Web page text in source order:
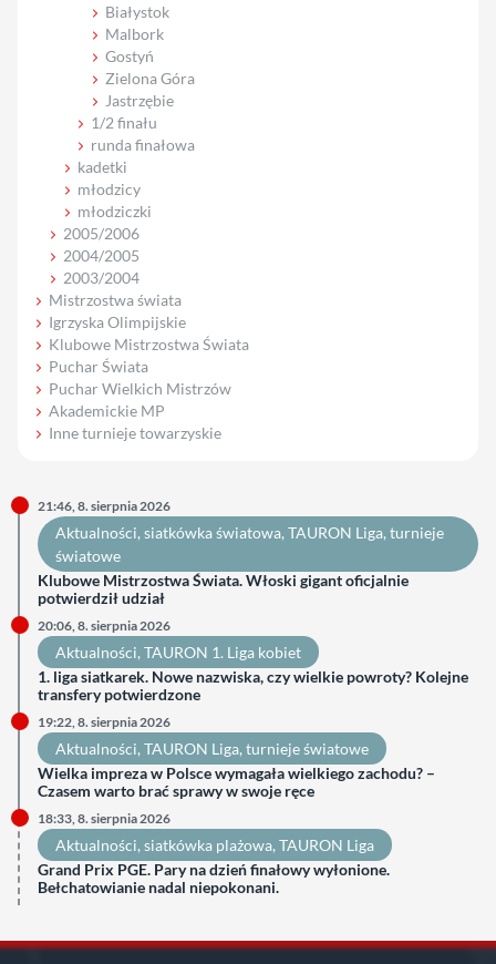
Białystok
Malbork
Gostyń
Zielona Góra
Jastrzębie
1/2 finału
runda finałowa
kadetki
młodzicy
młodziczki
2005/2006
2004/2005
2003/2004
Mistrzostwa świata
Igrzyska Olimpijskie
Klubowe Mistrzostwa Świata
Puchar Świata
Puchar Wielkich Mistrzów
Akademickie MP
Inne turnieje towarzyskie
21:46, 8. sierpnia 2026
Aktualności, siatkówka światowa, TAURON Liga, turnieje
światowe
Klubowe Mistrzostwa Świata. Włoski gigant oficjalnie
potwierdził udział
20:06, 8. sierpnia 2026
Aktualności, TAURON 1. Liga kobiet
1. liga siatkarek. Nowe nazwiska, czy wielkie powroty? Kolejne
transfery potwierdzone
19:22, 8. sierpnia 2026
Aktualności, TAURON Liga, turnieje światowe
Wielka impreza w Polsce wymagała wielkiego zachodu? –
Czasem warto brać sprawy w swoje ręce
18:33, 8. sierpnia 2026
Aktualności, siatkówka plażowa, TAURON Liga
Grand Prix PGE. Pary na dzień finałowy wyłonione.
Bełchatowianie nadal niepokonani.